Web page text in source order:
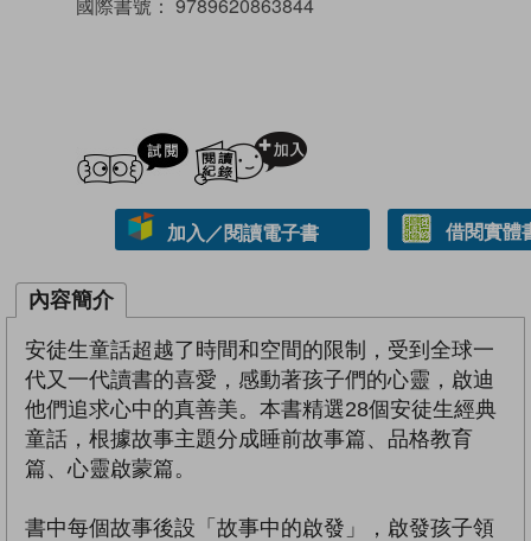
試閲
加入／閱讀電子書 借閱實體
內容簡介
安徒生童話超越了時間和空間的限制，受到全球一
代又一代讀書的喜愛，感動著孩子們的心靈，啟迪
他們追求心中的真善美。本書精選28個安徒生經典
童話，根據故事主題分成睡前故事篇、品格教育
篇、心靈啟蒙篇。
書中每個故事後設「故事中的啟發」，啟發孩子領